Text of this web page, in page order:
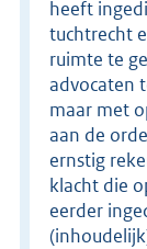
heeft
tuchtrecht
ruimte te
advocaten
maar met
aan de
ernstig
klacht die
eerder